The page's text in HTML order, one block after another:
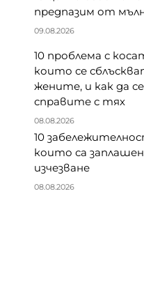
предпазим от
09.08.2026
10 проблема с
които се
жените, и как да се
справите с тях
08.08.2026
10
които са
изчезване
08.08.2026